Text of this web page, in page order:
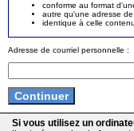
conforme au format
autre qu'une adresse
identique à celle
Adresse de courriel personnelle :
Si vous utilisez un